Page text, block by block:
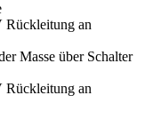
Rückleitung an
Masse über Schalter
Rückleitung an